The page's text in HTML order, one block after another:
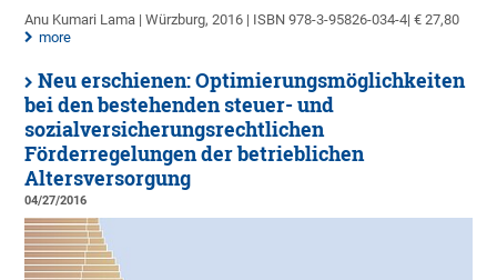
Anu Kumari Lama | Würzburg, 2016 | ISBN 978-3-95826-034-4| € 27,80
more
Neu erschienen: Optimierungsmöglichkeiten
bei den bestehenden steuer- und
sozialversicherungsrechtlichen
Förderregelungen der betrieblichen
Altersversorgung
04/27/2016